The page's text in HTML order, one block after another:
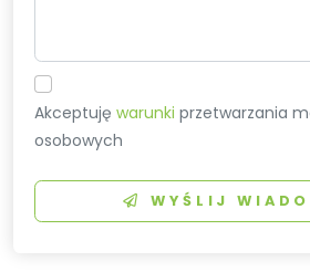
Akceptujęwarunki przetwarzania
osobowych
WYŚLIJ